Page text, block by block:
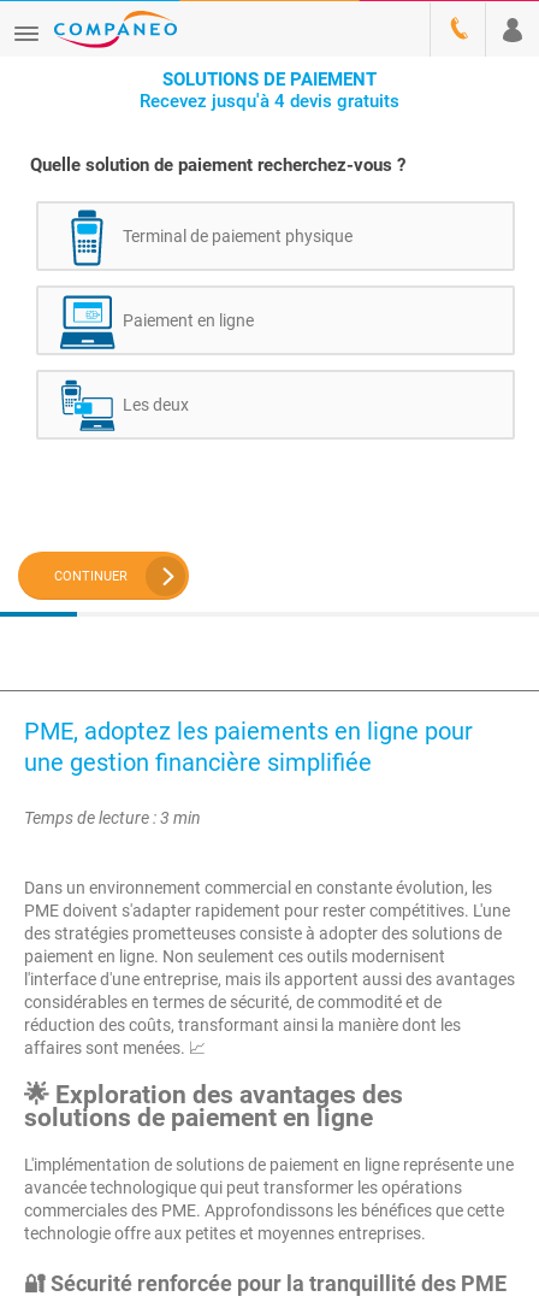
SOLUTIONS DE PAIEMENT
Recevez jusqu'à 4 devis gratuits
Quelle solution de paiement recherchez-vous ?
Terminal de paiement physique
Paiement en ligne
Les deux
CONTINUER
PME, adoptez les paiements en ligne pour
une gestion financière simplifiée
Temps de lecture : 3 min
Dans un environnement commercial en constante évolution, les
PME doivent s'adapter rapidement pour rester compétitives. L'une
des stratégies prometteuses consiste à adopter des solutions de
paiement en ligne. Non seulement ces outils modernisent
l'interface d'une entreprise, mais ils apportent aussi des avantages
considérables en termes de sécurité, de commodité et de
réduction des coûts, transformant ainsi la manière dont les
affaires sont menées. 📈
🌟 Exploration des avantages des
solutions de paiement en ligne
L'implémentation de solutions de paiement en ligne représente une
avancée technologique qui peut transformer les opérations
commerciales des PME. Approfondissons les bénéfices que cette
technologie offre aux petites et moyennes entreprises.
🔐 Sécurité renforcée pour la tranquillité des PME